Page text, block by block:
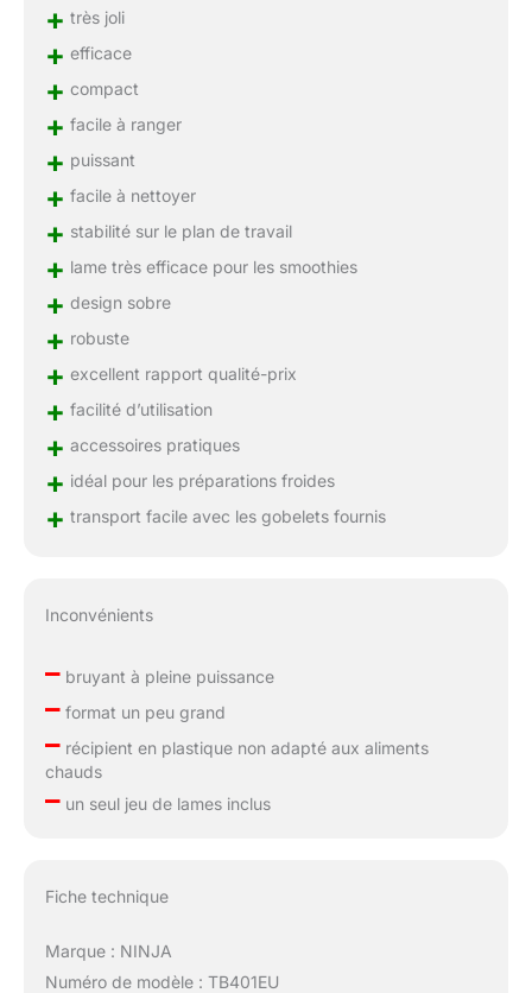
+ très joli
+ efficace
+ compact
+ facile à ranger
+ puissant
+ facile à nettoyer
+ stabilité sur le plan de travail
+ lame très efficace pour les smoothies
+ design sobre
+ robuste
+ excellent rapport qualité-prix
+ facilité d’utilisation
+ accessoires pratiques
+ idéal pour les préparations froides
+ transport facile avec les gobelets fournis
Inconvénients
–bruyant à pleine puissance
–format un peu grand
–récipient en plastique non adapté aux aliments
chauds
–un seul jeu de lames inclus
Fiche technique
Marque : NINJA
Numéro de modèle : TB401EU